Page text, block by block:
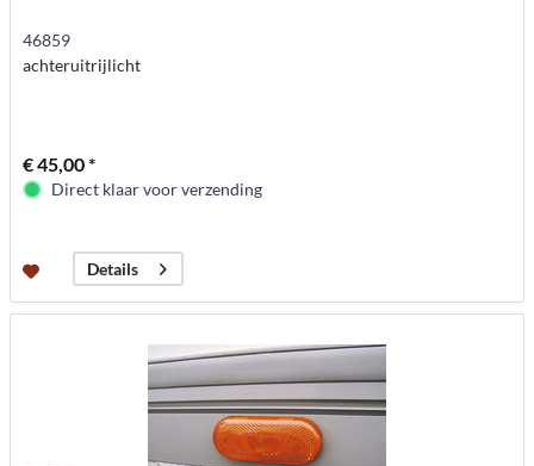
46859
achteruitrijlicht
€ 45,00 *
Direct klaar voor verzending
Details